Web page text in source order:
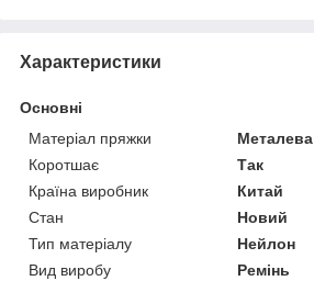
Характеристики
Основні
Матеріал пряжки
Металева
Коротшає
Так
Країна виробник
Китай
Стан
Новий
Тип матеріалу
Нейлон
Вид виробу
Ремінь